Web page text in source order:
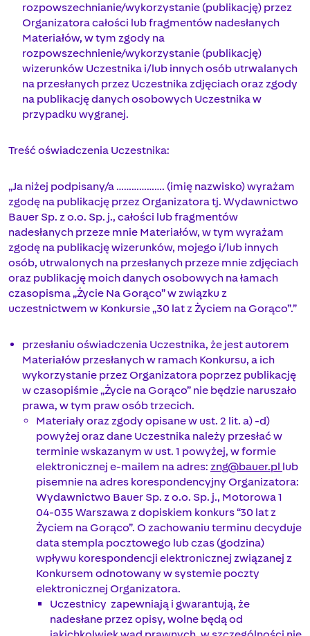
rozpowszechnianie/wykorzystanie (publikację) przez
Organizatora całości lub fragmentów nadesłanych
Materiałów, w tym zgody na
rozpowszechnienie/wykorzystanie (publikację)
wizerunków Uczestnika i/lub innych osób utrwalanych
na przesłanych przez Uczestnika zdjęciach oraz zgody
na publikację danych osobowych Uczestnika w
przypadku wygranej.
Treść oświadczenia Uczestnika:
„Ja niżej podpisany/a ………………. (imię nazwisko) wyrażam
zgodę na publikację przez Organizatora tj. Wydawnictwo
Bauer Sp. z o.o. Sp. j., całości lub fragmentów
nadesłanych przeze mnie Materiałów, w tym wyrażam
zgodę na publikację wizerunków, mojego i/lub innych
osób, utrwalonych na przesłanych przeze mnie zdjęciach
oraz publikację moich danych osobowych na łamach
czasopisma „Życie Na Gorąco” w związku z
uczestnictwem w Konkursie „30 lat z Życiem na Gorąco”.”
przesłaniu oświadczenia Uczestnika, że jest autorem
Materiałów przesłanych w ramach Konkursu, a ich
wykorzystanie przez Organizatora poprzez publikację
w czasopiśmie „Życie na Gorąco” nie będzie naruszało
prawa, w tym praw osób trzecich.
Materiały oraz zgody opisane w ust. 2 lit. a) -d)
powyżej oraz dane Uczestnika należy przesłać w
terminie wskazanym w ust. 1 powyżej, w formie
elektronicznej e-mailem na adres: zng@bauer.pl lub
pisemnie na adres korespondencyjny Organizatora:
Wydawnictwo Bauer Sp. z o.o. Sp. j., Motorowa 1
04-035 Warszawa z dopiskiem konkurs “30 lat z
Życiem na Gorąco”. O zachowaniu terminu decyduje
data stempla pocztowego lub czas (godzina)
wpływu korespondencji elektronicznej związanej z
Konkursem odnotowany w systemie poczty
elektronicznej Organizatora.
Uczestnicy zapewniają i gwarantują, że
nadesłane przez opisy, wolne będą od